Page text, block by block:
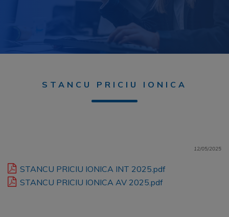
STANCU PRICIU IONICA
12/05/2025
STANCU PRICIU IONICA INT 2025.pdf
STANCU PRICIU IONICA AV 2025.pdf